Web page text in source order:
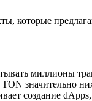
которые
миллионы
значительно
создание